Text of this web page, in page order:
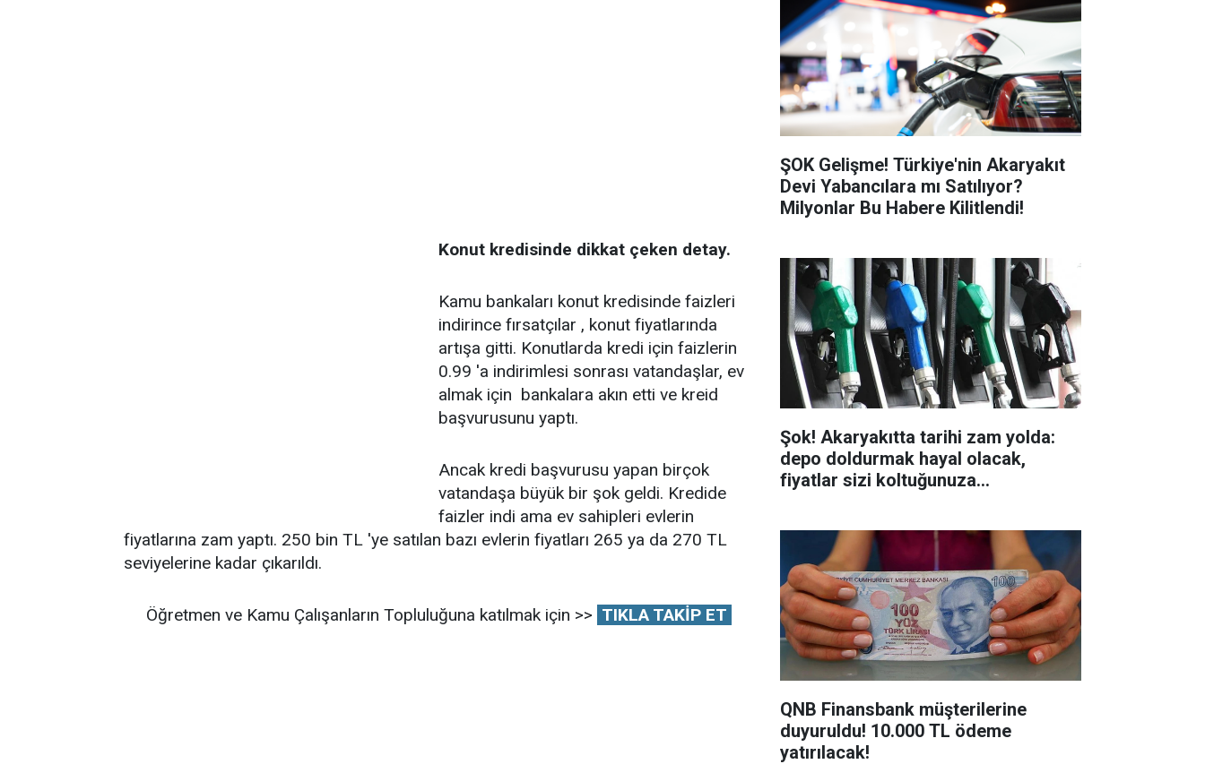
Konut kredisinde dikkat çeken detay.
Kamu bankaları konut kredisinde faizleri
indirince fırsatçılar , konut fiyatlarında
artışa gitti. Konutlarda kredi için faizlerin
0.99 'a indirimlesi sonrası vatandaşlar, ev
almak için bankalara akın etti ve kreid
başvurusunu yaptı.
Ancak kredi başvurusu yapan birçok
vatandaşa büyük bir şok geldi. Kredide
faizler indi ama ev sahipleri evlerin
fiyatlarına zam yaptı. 250 bin TL 'ye satılan bazı evlerin fiyatları 265 ya da 270 TL
seviyelerine kadar çıkarıldı.
Öğretmen ve Kamu Çalışanların Topluluğuna katılmak için >> TIKLA TAKİP ET
ŞOK Gelişme! Türkiye'nin Akaryakıt
Devi Yabancılara mı Satılıyor?
Milyonlar Bu Habere Kilitlendi!
Şok! Akaryakıtta tarihi zam yolda:
depo doldurmak hayal olacak,
fiyatlar sizi koltuğunuza
QNB Finansbank müşterilerine
duyuruldu! 10.000 TL ödeme
yatırılacak!